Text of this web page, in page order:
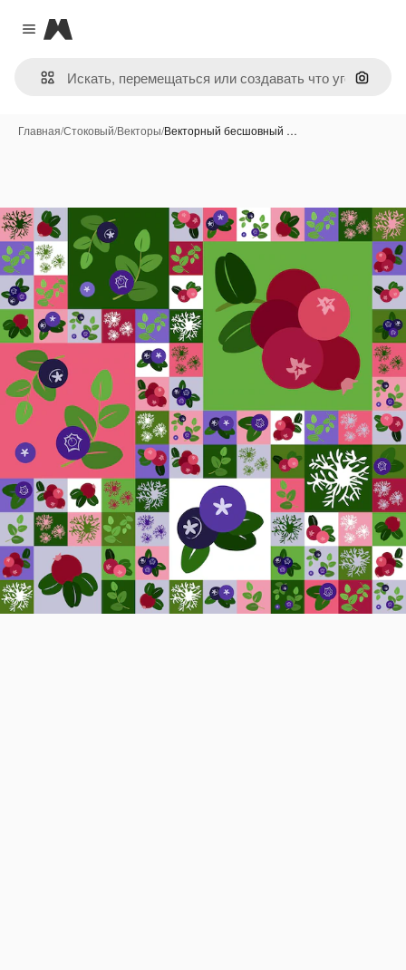
Close menu
Magnific
Поиск
Главная/Стоковый/Векторы/Векторный бесшовный …